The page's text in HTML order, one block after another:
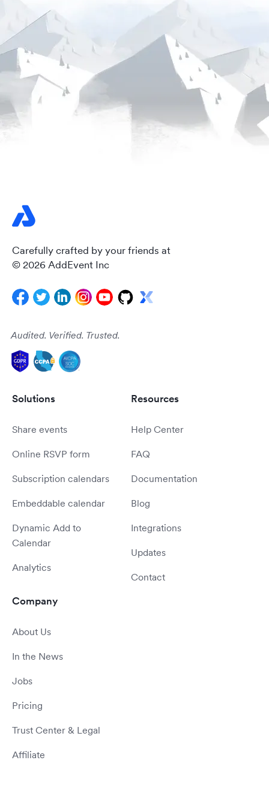
Carefully crafted by your friends at
© 2026 AddEvent Inc
Audited. Verified. Trusted.
Solutions
Share events
Online RSVP form
Subscription calendars
Embeddable calendar
Dynamic Add to
Calendar
Analytics
Resources
Help Center
FAQ
Documentation
Blog
Integrations
Updates
Contact
Company
About Us
In the News
Jobs
Pricing
Trust Center & Legal
Affiliate